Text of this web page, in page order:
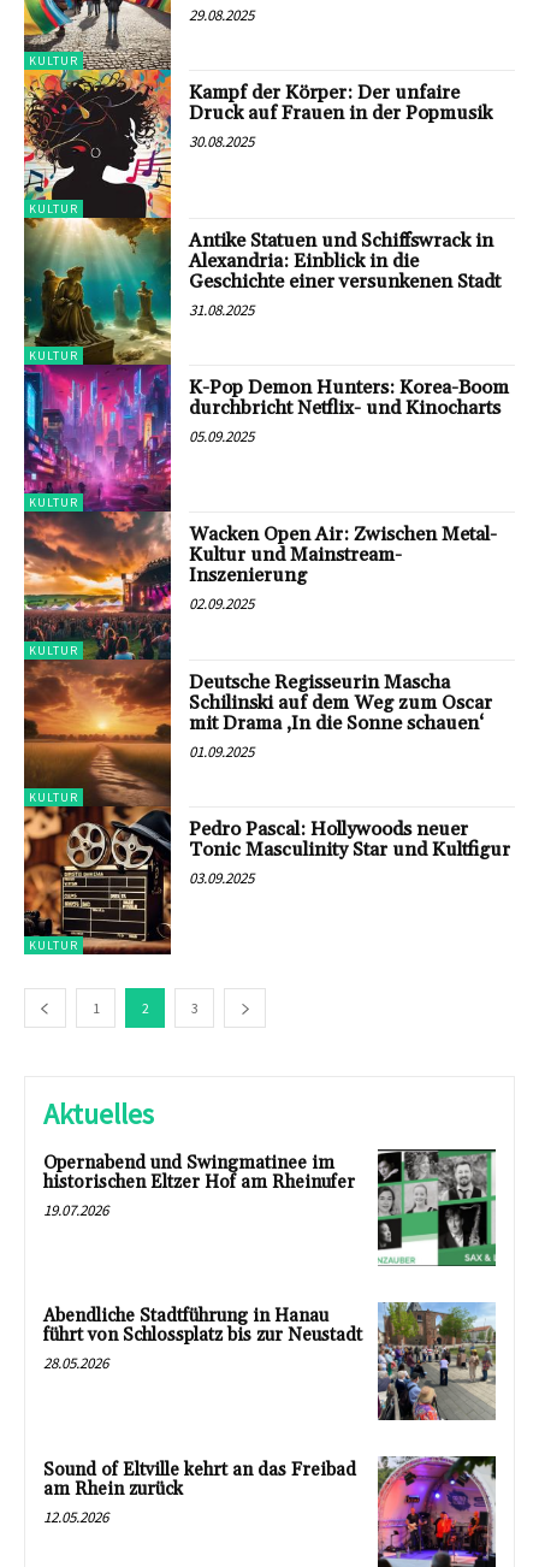
KULTUR
29.08.2025
KULTUR
Kampf der Körper: Der unfaire
Druck auf Frauen in der Popmusik
30.08.2025
KULTUR
Antike Statuen und Schiffswrack in
Alexandria: Einblick in die
Geschichte einer versunkenen Stadt
31.08.2025
KULTUR
K-Pop Demon Hunters: Korea-Boom
durchbricht Netflix- und Kinocharts
05.09.2025
KULTUR
Wacken Open Air: Zwischen Metal-
Kultur und Mainstream-
Inszenierung
02.09.2025
KULTUR
Deutsche Regisseurin Mascha
Schilinski auf dem Weg zum Oscar
mit Drama ‚In die Sonne schauen‘
01.09.2025
KULTUR
Pedro Pascal: Hollywoods neuer
Tonic Masculinity Star und Kultfigur
03.09.2025
1 2 3
Aktuelles
Opernabend und Swingmatinee im
historischen Eltzer Hof am Rheinufer
19.07.2026
Abendliche Stadtführung in Hanau
führt von Schlossplatz bis zur Neustadt
28.05.2026
Sound of Eltville kehrt an das Freibad
am Rhein zurück
12.05.2026